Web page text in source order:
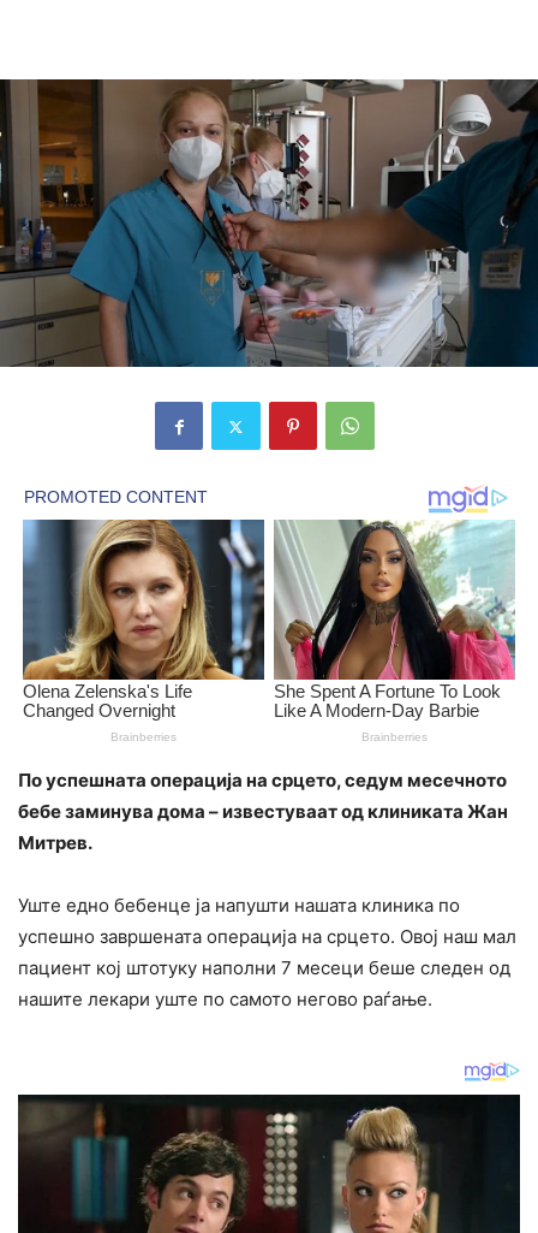
По успешната операција на срцето, седум месечното
бебе заминува дома – известуваат од клиниката Жан
Митрев.
Уште едно бебенце ја напушти нашата клиника по
успешно завршената операција на срцето. Овој наш мал
пациент кој штотуку наполни 7 месеци беше следен од
нашите лекари уште по самото негово раѓање.